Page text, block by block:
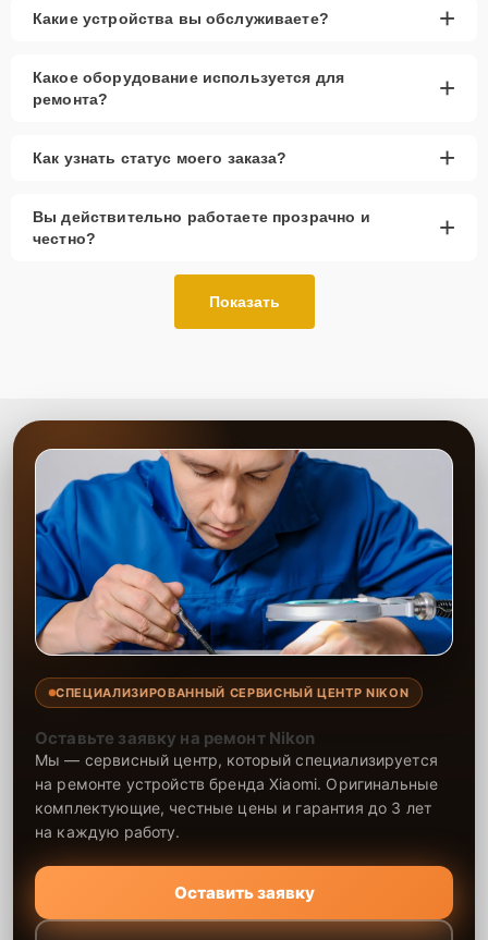
Какие устройства вы обслуживаете? +
Какое оборудование используется для
ремонта?
+
Как узнать статус моего заказа? +
Вы действительно работаете прозрачно и
честно?
+
Показать
СПЕЦИАЛИЗИРОВАННЫЙ СЕРВИСНЫЙ ЦЕНТР NIKON
Оставьте заявку на ремонт Nikon
Мы — сервисный центр, который специализируется
на ремонте устройств бренда Xiaomi. Оригинальные
комплектующие, честные цены и гарантия до 3 лет
на каждую работу.
Оставить заявку